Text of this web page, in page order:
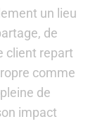
un lieu
de
client repart
comme
de
impact